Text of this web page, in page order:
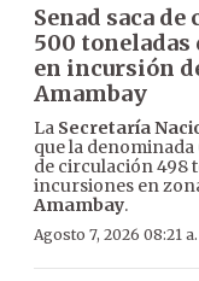
Senad saca
500 toneladas
en incursión
Amambay
La Secretaría
que la denominada
de circulación 498
incursiones en
Amambay.
Agosto 7, 2026 08:21